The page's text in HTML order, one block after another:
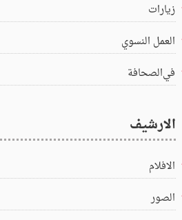
زيارات
العمل النسوي
في‌الصحافة
الارشيف
الافلام
الصور